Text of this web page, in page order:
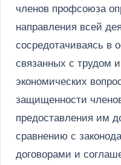
членов профсоюза
направления всей
сосредотачиваясь в
связанных с трудом
экономических
защищенности
предоставления им
сравнению с
договорами и